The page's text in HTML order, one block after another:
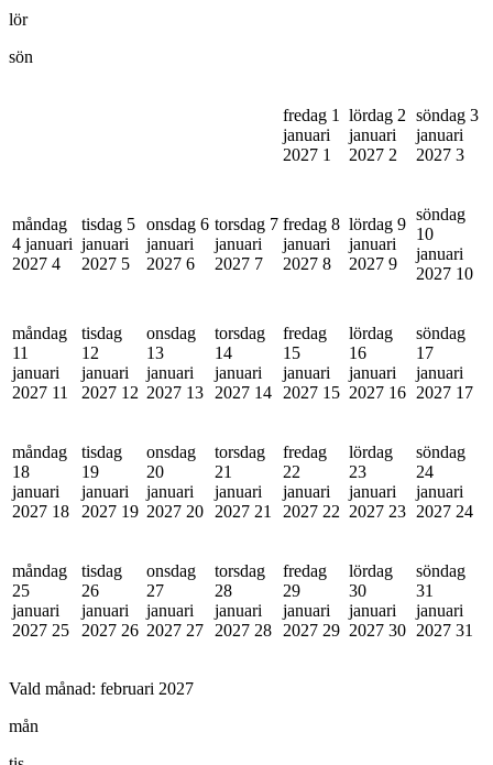
lör
sön
fredag 1
januari
2027 1
lördag 2
januari
2027 2
söndag 3
januari
2027 3
måndag
4 januari
2027 4
tisdag 5
januari
2027 5
onsdag 6
januari
2027 6
torsdag 7
januari
2027 7
fredag 8
januari
2027 8
lördag 9
januari
2027 9
söndag
10
januari
2027 10
måndag
11
januari
2027 11
tisdag
12
januari
2027 12
onsdag
13
januari
2027 13
torsdag
14
januari
2027 14
fredag
15
januari
2027 15
lördag
16
januari
2027 16
söndag
17
januari
2027 17
måndag
18
januari
2027 18
tisdag
19
januari
2027 19
onsdag
20
januari
2027 20
torsdag
21
januari
2027 21
fredag
22
januari
2027 22
lördag
23
januari
2027 23
söndag
24
januari
2027 24
måndag
25
januari
2027 25
tisdag
26
januari
2027 26
onsdag
27
januari
2027 27
torsdag
28
januari
2027 28
fredag
29
januari
2027 29
lördag
30
januari
2027 30
söndag
31
januari
2027 31
Vald månad: februari 2027
mån